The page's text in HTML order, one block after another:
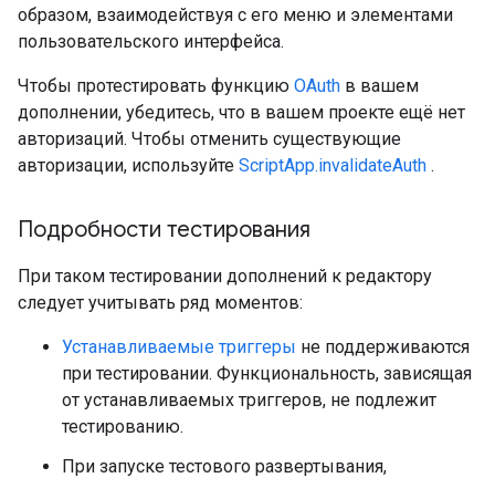
образом, взаимодействуя с его меню и элементами
пользовательского интерфейса.
Чтобы протестировать функцию OAuth в вашем
дополнении, убедитесь, что в вашем проекте ещё нет
авторизаций. Чтобы отменить существующие
авторизации, используйте ScriptApp.invalidateAuth .
Подробности тестирования
При таком тестировании дополнений к редактору
следует учитывать ряд моментов:
Устанавливаемые триггеры не поддерживаются
при тестировании. Функциональность, зависящая
от устанавливаемых триггеров, не подлежит
тестированию.
При запуске тестового развертывания,